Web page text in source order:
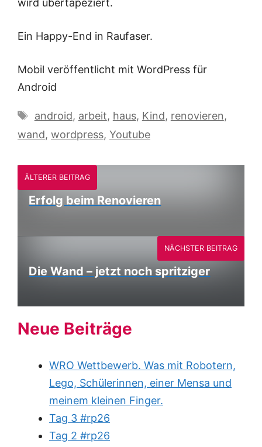
wird übertapeziert.
Ein Happy-End in Raufaser.
Mobil veröffentlicht mit WordPress für
Android
Schlagwörter
android, arbeit, haus, Kind, renovieren,
wand, wordpress, Youtube
ÄLTERER BEITRAG
Erfolg beim Renovieren
Die Wand – jetzt noch spritziger
NÄCHSTER BEITRAG
Neue Beiträge
WRO Wettbewerb. Was mit Robotern,
Lego, Schülerinnen, einer Mensa und
meinem kleinen Finger.
Tag 3 #rp26
Tag 2 #rp26